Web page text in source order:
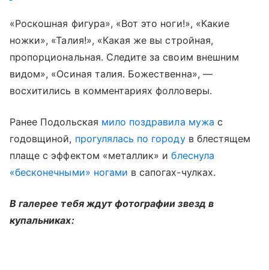
«Роскошная фигура», «Вот это ноги!», «Какие
ножки», «Талия!», «Какая же вы стройная,
пропорциональная. Следите за своим внешним
видом», «Осиная талия. Божественна», —
восхитились в комментариях фолловеры.
Ранее Подольская мило поздравила мужа с
годовщиной, прогулялась по городув блестящем
плаще с эффектом «металлик» иблеснула
«бесконечными» ногами в сапогах-чулках.
В галерее тебя ждут фотографии звезд в
купальниках: